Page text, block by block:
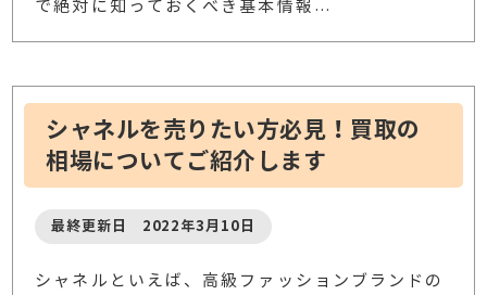
で絶対に知っておくべき基本情報 …
シャネルを売りたい方必見！買取の
相場についてご紹介します
最終更新日 2022年3月10日
シャネルといえば、高級ファッションブランドの